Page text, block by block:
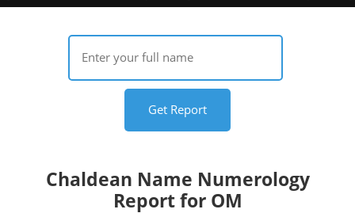
Chaldean Name Numerology
Report for OM